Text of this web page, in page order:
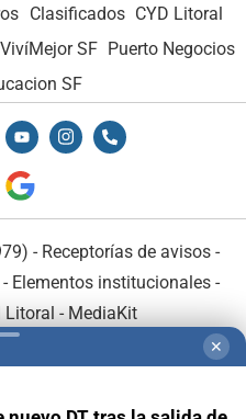
Clasificados CYD Litoral
VivíMejor SF Puerto Negocios
SF
- Receptorías de avisos -
- Elementos institucionales-
- MediaKit
✕